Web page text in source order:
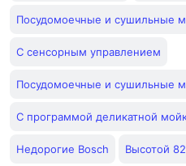
Посудомоечные и сушильные
С сенсорным управлением
Посудомоечные и сушильные
С программой деликатной
Недорогие Bosch Высотой